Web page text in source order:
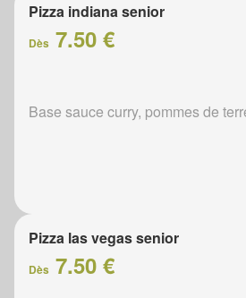
Pizza indiana senior
Dès 7.50 €
Base sauce curry, pommes de
Pizza las vegas senior
Dès 7.50 €